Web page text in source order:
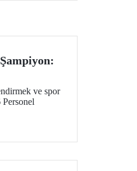
Maruziyeti ve
Üyeleri
ve spor